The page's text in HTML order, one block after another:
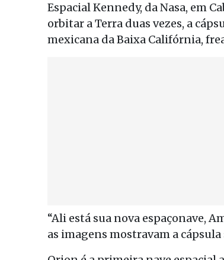
Espacial Kennedy, da Nasa, em
orbitar a Terra duas vezes, a
mexicana da Baixa Califórnia,
“Ali está sua nova espaçonave,
as imagens mostravam a